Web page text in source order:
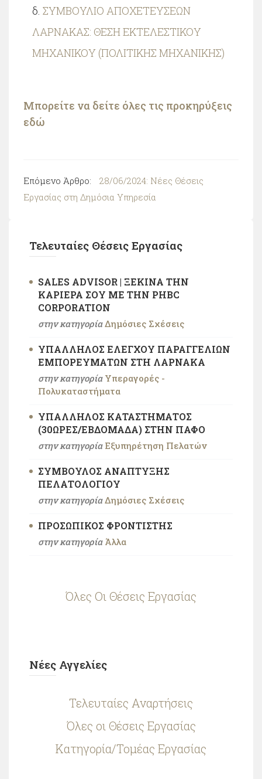
ΣΥΜΒΟΥΛΙΟ ΑΠΟΧΕΤΕΥΣΕΩΝ
ΛΑΡΝΑΚΑΣ: ΘΕΣΗ ΕΚΤΕΛΕΣΤΙΚΟΥ
ΜΗΧΑΝΙΚΟΥ (ΠΟΛΙΤΙΚΗΣ ΜΗΧΑΝΙΚΗΣ)
Μπορείτε να δείτε όλες τις προκηρύξεις
εδώ
Επόμενο Άρθρο:
28/06/2024: Νέες Θέσεις
Εργασίας στη Δημόσια Υπηρεσία
Τελευταίες Θέσεις Εργασίας
SALES ADVISOR | ΞΕΚΊΝΑ ΤΗΝ
ΚΑΡΙΈΡΑ ΣΟΥ ΜΕ ΤΗΝ PHBC
CORPORATION
στην κατηγορίαΔημόσιες Σχέσεις
ΥΠΆΛΛΗΛΟΣ ΕΛΈΓΧΟΥ ΠΑΡΑΓΓΕΛΙΏΝ
ΕΜΠΟΡΕΥΜΆΤΩΝ ΣΤΗ ΛΆΡΝΑΚΑ
στην κατηγορία Υπεραγορές -
Πολυκαταστήματα
ΥΠΆΛΛΗΛΟΣ ΚΑΤΑΣΤΉΜΑΤΟΣ
(30ΏΡΕΣ/ΕΒΔΟΜΆΔΑ) ΣΤΗΝ ΠΆΦO
στην κατηγορία Εξυπηρέτηση Πελατών
ΣΎΜΒΟΥΛΟΣ ΑΝΆΠΤΥΞΗΣ
ΠΕΛΑΤΟΛΟΓΊΟΥ
στην κατηγορίαΔημόσιες Σχέσεις
ΠΡΟΣΩΠΙΚΌΣ ΦΡΟΝΤΙΣΤΉΣ
στην κατηγορία Άλλα
Όλες Οι Θέσεις Εργασίας
Νέες Αγγελίες
Τελευταίες Αναρτήσεις
Όλες οι Θέσεις Εργασίας
Κατηγορία/Τομέας Εργασίας